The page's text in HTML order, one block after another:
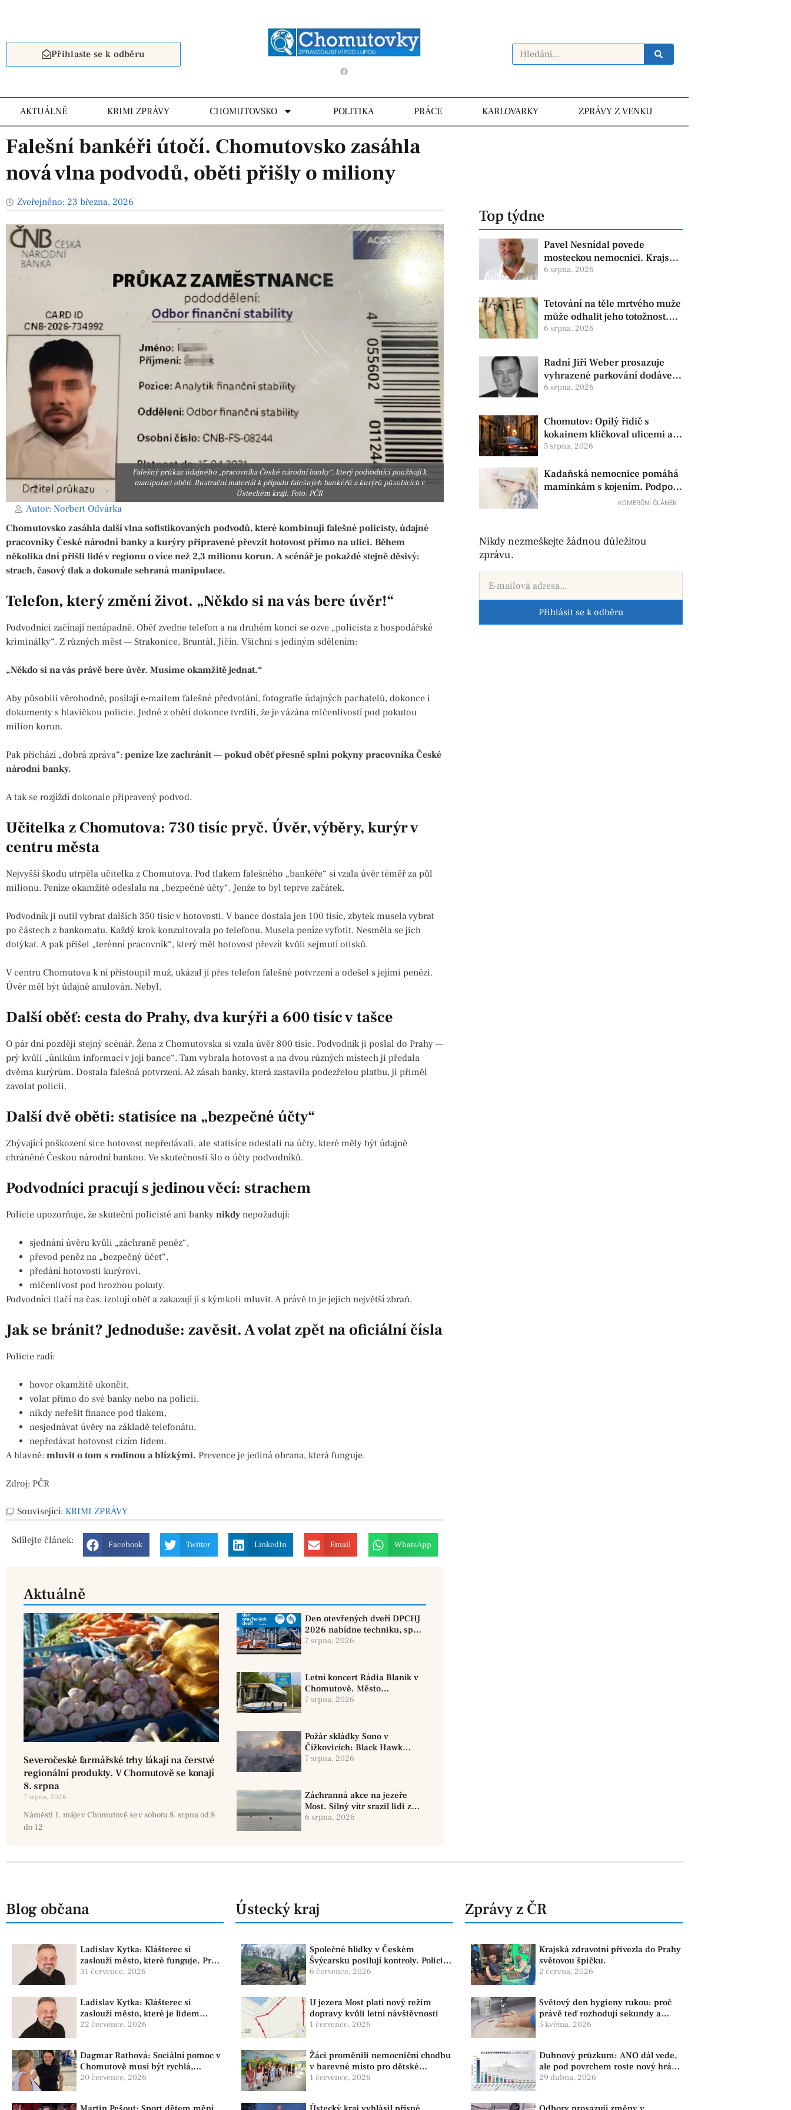
Přihlaste se k odběru
AKTUÁLNĚ KRIMI ZPRÁVY CHOMUTOVSKO POLITIKA PRÁCE KARLOVARKY ZPRÁVY Z VENKU
Falešní bankéři útočí. Chomutovsko zasáhla
nová vlna podvodů, oběti přišly o miliony
Zveřejněno: 23 března, 2026
Falešný průkaz údajného „pracovníka České národní banky“, který podvodníci používají k
manipulaci obětí. Ilustrační materiál k případu falešných bankéřů a kurýrů působících v
Ústeckém kraji. Foto: PČR
Autor: Norbert Odvárka
Chomutovsko zasáhla další vlna sofistikovaných podvodů, které kombinují falešné policisty, údajné
pracovníky České národní banky a kurýry připravené převzít hotovost přímo na ulici. Během
několika dní přišli lidé v regionu o více než 2,3 milionu korun. A scénář je pokaždé stejně děsivý:
strach, časový tlak a dokonale sehraná manipulace.
Telefon, který změní život. „Někdo si na vás bere úvěr!“
Podvodníci začínají nenápadně. Oběť zvedne telefon a na druhém konci se ozve „policista z hospodářské
kriminálky“. Z různých měst — Strakonice, Bruntál, Jičín. Všichni s jediným sdělením:
„Někdo si na vás právě bere úvěr. Musíme okamžitě jednat.“
Aby působili věrohodně, posílají e‑mailem falešné předvolání, fotografie údajných pachatelů, dokonce i
dokumenty s hlavičkou policie. Jedné z obětí dokonce tvrdili, že je vázána mlčenlivostí pod pokutou
milion korun.
Pak přichází „dobrá zpráva“: peníze lze zachránit — pokud oběť přesně splní pokyny pracovníka České
národní banky.
A tak se rozjíždí dokonale připravený podvod.
Učitelka z Chomutova: 730 tisíc pryč. Úvěr, výběry, kurýr v
centru města
Nejvyšší škodu utrpěla učitelka z Chomutova. Pod tlakem falešného „bankéře“ si vzala úvěr téměř za půl
milionu. Peníze okamžitě odeslala na „bezpečné účty“. Jenže to byl teprve začátek.
Podvodník ji nutil vybrat dalších 350 tisíc v hotovosti. V bance dostala jen 100 tisíc, zbytek musela vybrat
po částech z bankomatu. Každý krok konzultovala po telefonu. Musela peníze vyfotit. Nesměla se jich
dotýkat. A pak přišel „terénní pracovník“, který měl hotovost převzít kvůli sejmutí otisků.
V centru Chomutova k ní přistoupil muž, ukázal jí přes telefon falešné potvrzení a odešel s jejími penězi.
Úvěr měl být údajně anulován. Nebyl.
Další oběť: cesta do Prahy, dva kurýři a 600 tisíc v tašce
O pár dní později stejný scénář. Žena z Chomutovska si vzala úvěr 800 tisíc. Podvodník ji poslal do Prahy —
prý kvůli „únikům informací v její bance“. Tam vybrala hotovost a na dvou různých místech ji předala
dvěma kurýrům. Dostala falešná potvrzení. Až zásah banky, která zastavila podezřelou platbu, ji přiměl
zavolat policii.
Další dvě oběti: statisíce na „bezpečné účty“
Zbývající poškození sice hotovost nepředávali, ale statisíce odeslali na účty, které měly být údajně
chráněné Českou národní bankou. Ve skutečnosti šlo o účty podvodníků.
Podvodníci pracují s jedinou věcí: strachem
Policie upozorňuje, že skuteční policisté ani banky nikdy nepožadují:
sjednání úvěru kvůli „záchraně peněz“,
převod peněz na „bezpečný účet“,
předání hotovosti kurýrovi,
mlčenlivost pod hrozbou pokuty.
Podvodníci tlačí na čas, izolují oběť a zakazují jí s kýmkoli mluvit. A právě to je jejich největší zbraň.
Jak se bránit? Jednoduše: zavěsit. A volat zpět na oficiální čísla
Policie radí:
hovor okamžitě ukončit,
volat přímo do své banky nebo na policii,
nikdy neřešit finance pod tlakem,
nesjednávat úvěry na základě telefonátu,
nepředávat hotovost cizím lidem.
A hlavně: mluvit o tom s rodinou a blízkými. Prevence je jediná obrana, která funguje.
Zdroj: PČR
Související: KRIMI ZPRÁVY
Sdílejte článek: Facebook Twitter LinkedIn Email WhatsApp
Aktuálně
Severočeské farmářské trhy lákají na čerstvé
regionální produkty. V Chomutově se konají
8. srpna
7 srpna, 2026
Náměstí 1. máje v Chomutově se v sobotu 8. srpna od 8
do 12
Den otevřených dveří DPCHJ
2026 nabídne techniku, sport
i jízdy historickými vozy
7 srpna, 2026
Letní koncert Rádia Blaník v
Chomutově. Město
doporučuje využít MHD
7 srpna, 2026
Požár skládky Sono v
Čížkovicích: Black Hawk
provedl 12 shozů vody
7 srpna, 2026
Záchranná akce na jezeře
Most. Silný vítr srazil lidi z
paddleboardů, dvě osoby se
6 srpna, 2026
Top týdne
Pavel Nesnídal povede
mosteckou nemocnici. Krajská
zdravotní oznámila změnu ve
6 srpna, 2026
Tetování na těle mrtvého muže
může odhalit jeho totožnost.
Policie žádá o pomoc
6 srpna, 2026
Radní Jiří Weber prosazuje
vyhrazené parkování dodávek
v Chomutově
6 srpna, 2026
Chomutov: Opilý řidič s
kokainem kličkoval ulicemi a
zkoušel uplatit policisty
5 srpna, 2026
Kadaňská nemocnice pomáhá
maminkám s kojením. Podpora
začíná už před porodem
KOMERČNÍ ČLÁNEK
Nikdy nezmeškejte žádnou důležitou
zprávu.
Přihlásit se k odběru
Blog občana
Ladislav Kytka: Klášterec si
zaslouží město, které funguje. Proto
předkládáme program, který řeší
31 července, 2026
Ladislav Kytka: Klášterec si
zaslouží město, které je lidem
nablízku
22 července, 2026
Dagmar Rathová: Sociální pomoc v
Chomutově musí být rychlá,
srozumitelná a férová. Ne udržovat
20 července, 2026
Ústecký kraj
Společné hlídky v Českém
Švýcarsku posilují kontroly. Policie
dohlíží na bezpečnost i ochranu
6 července, 2026
U jezera Most platí nový režim
dopravy kvůli letní návštěvnosti
1 července, 2026
Žáci proměnili nemocniční chodbu
v barevné místo pro dětské
pacienty
1 července, 2026
Zprávy z ČR
Krajská zdravotní přivezla do Prahy
světovou špičku.
2 června, 2026
Světový den hygieny rukou: proč
právě teď rozhodují sekundy a
správné mytí rukou
5 května, 2026
Dubnový průzkum: ANO dál vede,
ale pod povrchem roste nový hráč.
Strana PRO se drží nejvýš mezi
29 dubna, 2026